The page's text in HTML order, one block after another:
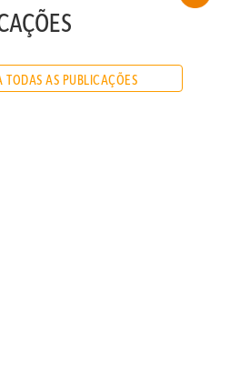
TODAS AS PUBLICAÇÕES